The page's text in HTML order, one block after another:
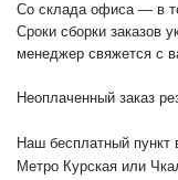
Со склада офиса — в
Сроки сборки заказов
менеджер свяжется с
Неоплаченный заказ
Наш бесплатный пункт
Метро Курская или